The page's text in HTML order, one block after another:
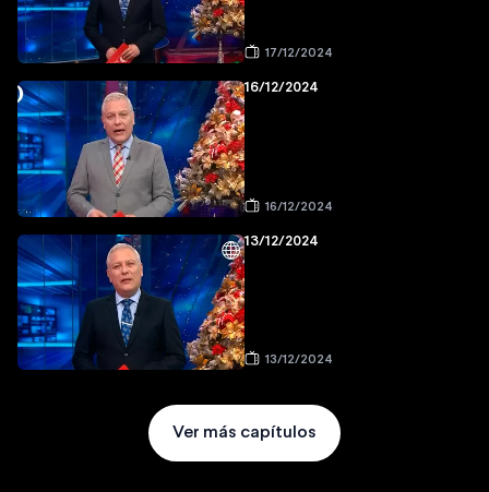
17/12/2024
16/12/2024
16/12/2024
13/12/2024
13/12/2024
Ver más capítulos